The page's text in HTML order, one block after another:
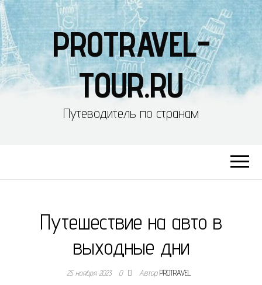
PROTRAVEL-
TOUR.RU
Путеводитель по странам
Путешествие на авто в
выходные дни
25 ноября 2023 0 АвторPROTRAVEL